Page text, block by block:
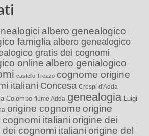
albero genealogico
famiglia albero genealogico
gratis dei cognomi
online albero genialogico
castello Trezzo cognome origine
italiani Concesa Crespi d'Adda
Colombo fiume Adda genealogia Luigi
origine cognome origine
cognomi italiani origine dei
dei cognomi italiani origine del